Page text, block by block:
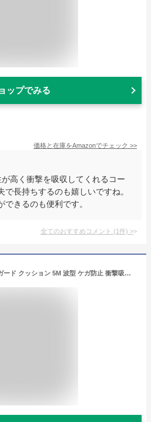
ップでみる
価格と在庫をAmazonでチェック >>
高く衝撃を吸収してくれるコー
長持ちするのも嬉しいですね。
きるのも便利です。
全てのおすすめコメント (1件) >
ベビーガード コーナーガード クッション 5M 波型 ケガ防止 衝撃吸収 強力両面テープ付 幅広 キッズ ベビー マタニティ 赤ちゃん セーフティーグッズ ベビーサークル ベビーゲート コーナークッション 送料無料 テーブル 階段 ベッド 机 壁 柱 角 ぶつかり防止 保護 安全